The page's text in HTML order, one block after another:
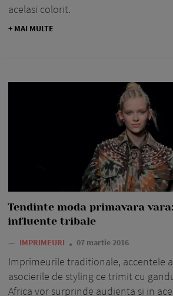
acelasi colorit.
+ MAI MULTE
Tendinte moda primavara vara:
influente tribale
— IMPRIMEURI 07 martie 2016
Imprimeurile traditionale, accentele
asocierile de styling ce trimit cu
Africa vor surprinde audienta si in